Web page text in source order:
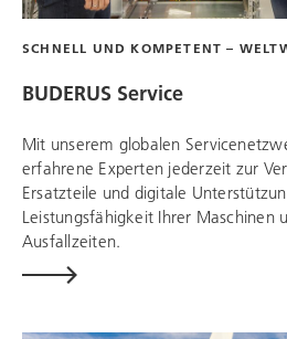
SCHNELL UND KOMPETENT –
BUDERUS Service
Mit unserem globalen
erfahrene Experten jederzeit zur
Ersatzteile und digitale
Leistungsfähigkeit Ihrer Maschinen
Ausfallzeiten.